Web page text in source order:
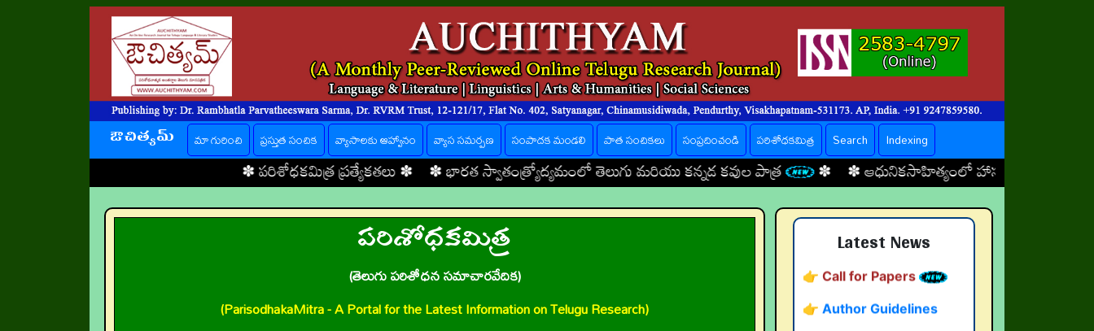
ఔచిత్యమ్ మా గురించి ప్రస్తుత సంచిక (current)
వ్యాసాలకు ఆహ్వానం వ్యాస సమర్పణ సంపాదక మండలి పాత సంచికలు సంప్రదించండి పరిశోధకమిత్ర Search Indexing
పరిశోధకమిత్ర ప్రత్యేకతలు✽ ✽భారత స్వాతంత్ర్యోద్యమంలో తెలుగు మరియు కన్నడ కవుల పాత్ర ✽ ✽ఆధునికసాహిత్యంలో హాస్యప్రాధాన్యత
పరిశోధకమిత్ర
(తెలుగు పరిశోధన సమాచారవేదిక)
(ParisodhakaMitra - A Portal for the Latest Information on Telugu Research)
Latest News
👉 నవతరం పరిశోధనలు
👉 Current Issue
👉 Call for Papers
👉 Author Guidelines
👉 Submit Abstract